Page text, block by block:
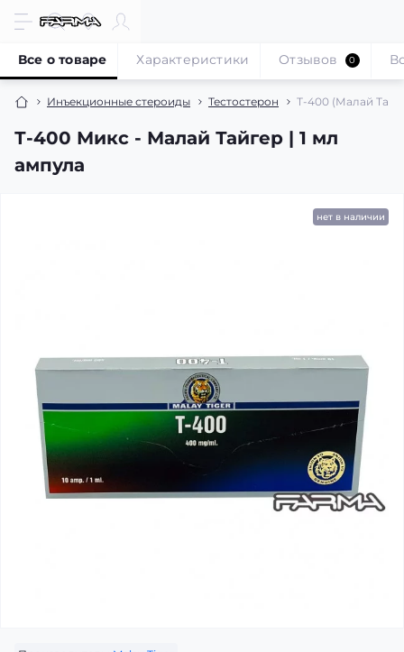
Инъекционные стероиды Тестостерон Т-400 (Малай
Т-400 Микс - Малай Тайгер | 1 мл
ампула
Все о товаре Характеристики Отзывов 0
нет в наличии